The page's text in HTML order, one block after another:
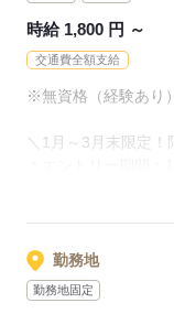
時給 1,800 円 ～
交通費全額支給
※無資格（経験あり
＼1月～3月末限定！
その日を起点に3ヵ
※他のキャンペーン
勤務地
勤務地固定